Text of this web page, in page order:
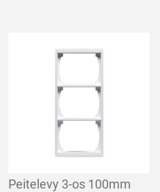
Peitelevy 3-os 100mm